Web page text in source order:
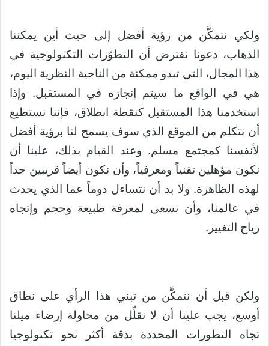
ولكي نتمكَّن من رؤية أفضل إلى حيث أين يمكننا
الذهاب، دعونا نفترض أن التطوّرات التكنولوجية في
هذا المجال، التي تبدو ممكنة من الناحية النظرية اليوم،
هي في الواقع ما سيتم إنجازه في المستقبل. وإذا
استخدمنا هذا المستقبل كنقطة انطلاق، فإننا نستطيع
أن نتكلم من الموقع الذي سوف يسمح لنا برؤية أفضل
لأنفسنا كمجتمع مسلم. وعند القيام بذلك، علينا أن
نكون مؤهلين تقنياً ومعرفياً، وأن نكون أيضاً قريبين جداً
لهذه الظاهرة. ولا بد أن نتساءل دوماً عما الذي يحدث
في عالمنا، وأن نسعى لمعرفة طبيعة وحجم وإتجاه
رياح التغيير.
ولكن قبل أن نتمكَّن من تبني هذا الرأي على نطاق
أوسع، يجب علينا أن لا نقلِّل من محاولة إرضاء ميلنا
تجاه التطورات المحددة بدقة أكثر نحو تكنولوجيا